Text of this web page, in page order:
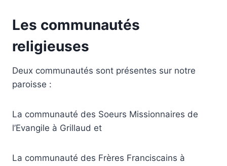
Les communautés
religieuses
Deux communautés sont présentes sur notre
paroisse :
La communauté des Soeurs Missionnaires de
l’Evangile à Grillaud et
La communauté des Frères Franciscains à